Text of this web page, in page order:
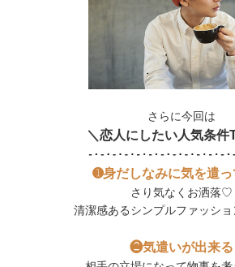
さらに今回は
＼恋人にしたい人気条件
➊身だしなみに気を遣っ
さり気なくお洒落♡
清潔感あるシンプルファッショ
❷気遣いが出来る